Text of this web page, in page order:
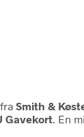
fra Smith &
Gavekort . En